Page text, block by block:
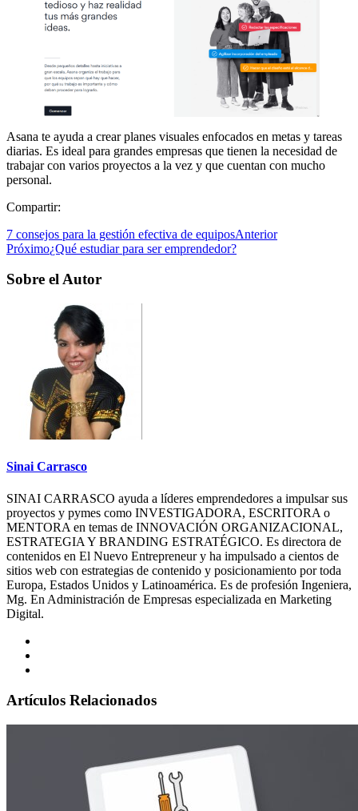
Asana te ayuda a crear planes visuales enfocados en metas y tareas
diarias. Es ideal para grandes empresas que tienen la necesidad de
trabajar con varios proyectos a la vez y que cuentan con mucho
personal.
Compartir:
7 consejos para la gestión efectiva de equiposAnterior
Próximo¿Qué estudiar para ser emprendedor?
Sobre el Autor
Sinai Carrasco
SINAI CARRASCO ayuda a líderes emprendedores a impulsar sus
proyectos y pymes como INVESTIGADORA, ESCRITORA o
MENTORA en temas de INNOVACIÓN ORGANIZACIONAL,
ESTRATEGIA Y BRANDING ESTRATÉGICO. Es directora de
contenidos en El Nuevo Entrepreneur y ha impulsado a cientos de
sitios web con estrategias de contenido y posicionamiento por toda
Europa, Estados Unidos y Latinoamérica. Es de profesión Ingeniera,
Mg. En Administración de Empresas especializada en Marketing
Digital.
Artículos Relacionados